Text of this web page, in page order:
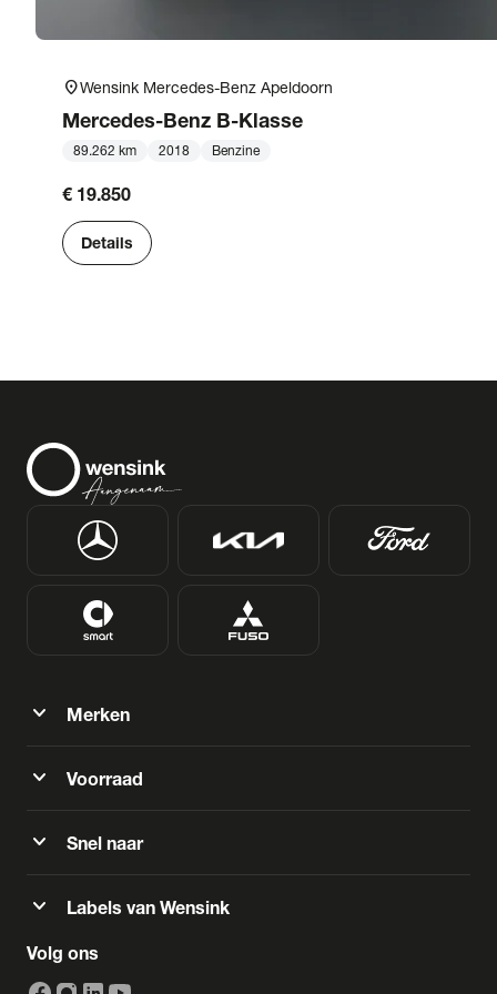
location_onWensink Mercedes-Benz Apeldoorn
Mercedes-Benz B-Klasse
89.262 km 2018 Benzine
€ 19.850
Details
expand_more Merken
expand_more Voorraad
expand_more Snel naar
expand_more Labels van Wensink
Volg ons